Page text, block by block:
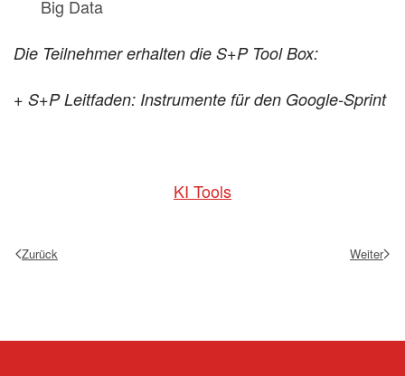
Big Data
Die Teilnehmer erhalten die S+P Tool Box:
+ S+P Leitfaden: Instrumente für den Google-Sprint
KI Tools
Zurück Weiter